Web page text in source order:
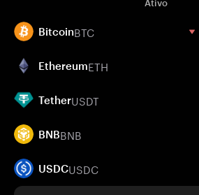
Ativo
BitcoinBTC
EthereumETH
TetherUSDT
BNBBNB
USDCUSDC